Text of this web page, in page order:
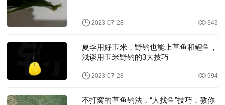
2023-07-28 343
夏季用好玉米，野钓也能上草鱼和鲤鱼，
浅谈用玉米野钓的3大技巧
2023-07-28 994
不打窝的草鱼钓法，“人找鱼”技巧，教你